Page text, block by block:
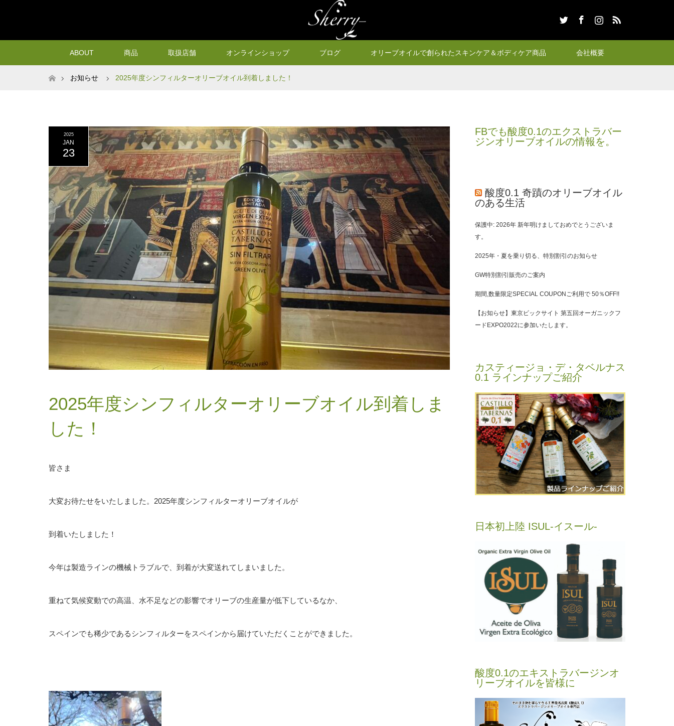
ABOUT 商品 取扱店舗 オンラインショップ ブログ オリーブオイルで創られたスキンケア＆ボディケア商品 会社概要
ホームお知らせ 2025年度シンフィルターオリーブオイル到着しました！
2025
JAN
23
2025年度シンフィルターオリーブオイル到着しま
した！
皆さま
大変お待たせをいたしました。2025年度シンフィルターオリーブオイルが
到着いたしました！
今年は製造ラインの機械トラブルで、到着が大変送れてしまいました。
重ねて気候変動での高温、水不足などの影響でオリーブの生産量が低下しているなか、
スペインでも稀少であるシンフィルターをスペインから届けていただくことができました。
FBでも酸度0.1のエクストラバー
ジンオリーブオイルの情報を。
酸度0.1 奇蹟のオリーブオイル
のある生活
保護中: 2026年 新年明けましておめでとうございま
す。
2025年・夏を乗り切る、特別割引のお知らせ
GW特別割引販売のご案内
期間,数量限定SPECIAL COUPONご利用で 50％OFF!!
【お知らせ】東京ビックサイト 第五回オーガニックフ
ードEXPO2022に参加いたします。
カスティージョ・デ・タベルナス
0.1 ラインナップご紹介
日本初上陸 ISUL-イスール-
酸度0.1のエキストラバージンオ
リーブオイルを皆様に